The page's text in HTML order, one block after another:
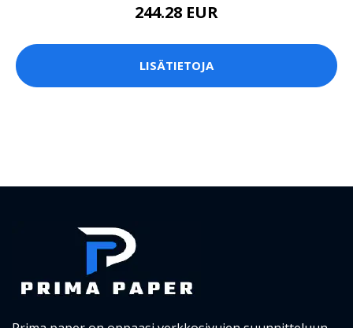
244.28 EUR
LISÄTIETOJA